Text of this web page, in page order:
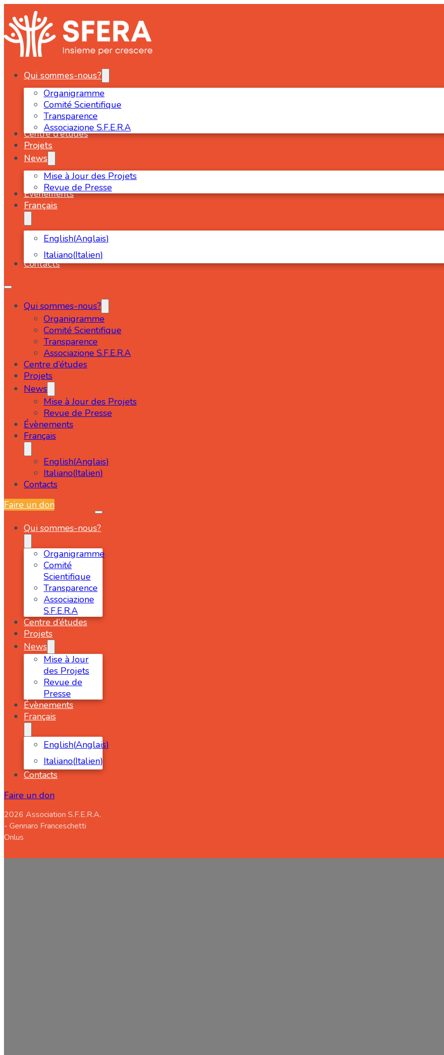
Qui sommes-nous?
Organigramme
Comité Scientifique
Transparence
Associazione S.F.E.R.A
Centre d’études
Projets
News
Mise à Jour des Projets
Revue de Presse
Évènements
Français
English(Anglais)
Italiano(Italien)
Contacts
Qui sommes-nous?
Organigramme
Comité Scientifique
Transparence
Associazione S.F.E.R.A
Centre d’études
Projets
News
Mise à Jour des Projets
Revue de Presse
Évènements
Français
English(Anglais)
Italiano(Italien)
Contacts
Faire un don
Qui sommes-nous?
Organigramme
Comité
Scientifique
Transparence
Associazione
S.F.E.R.A
Centre d’études
Projets
News
Mise à Jour
des Projets
Revue de
Presse
Évènements
Français
English(Anglais)
Italiano(Italien)
Contacts
Faire un don
2026 Association S.F.E.R.A.
- Gennaro Franceschetti
Onlus